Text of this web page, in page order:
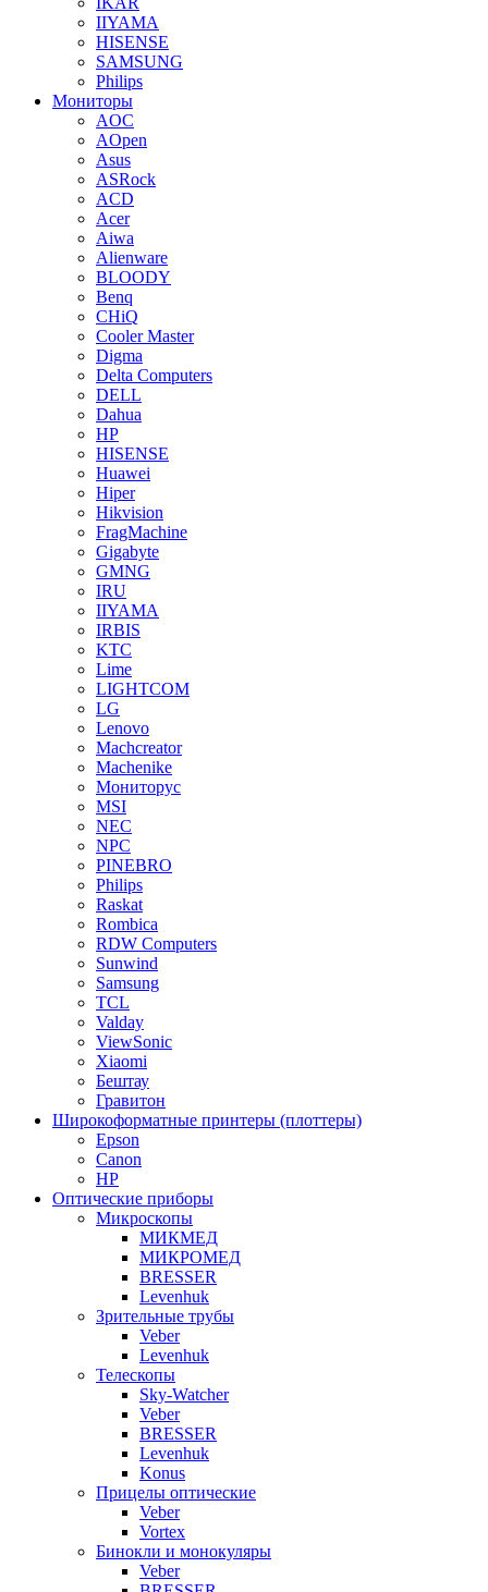
IIYAMA
HISENSE
SAMSUNG
Philips
Мониторы
AOC
AOpen
Asus
ASRock
ACD
Acer
Aiwa
Alienware
BLOODY
Benq
CHiQ
Cooler Master
Digma
Delta Computers
DELL
Dahua
HP
HISENSE
Huawei
Hiper
Hikvision
FragMachine
Gigabyte
GMNG
IRU
IIYAMA
IRBIS
KTC
Lime
LIGHTCOM
LG
Lenovo
Machcreator
Machenike
Мониторус
MSI
NEC
NPC
PINEBRO
Philips
Raskat
Rombica
RDW Computers
Sunwind
Samsung
TCL
Valday
ViewSonic
Xiaomi
Бештау
Гравитон
Широкоформатные принтеры (плоттеры)
Epson
Canon
HP
Оптические приборы
Микроскопы
МИКМЕД
МИКРОМЕД
BRESSER
Levenhuk
Зрительные трубы
Veber
Levenhuk
Телескопы
Sky-Watcher
Veber
BRESSER
Levenhuk
Konus
Прицелы оптические
Veber
Vortex
Бинокли и монокуляры
Veber